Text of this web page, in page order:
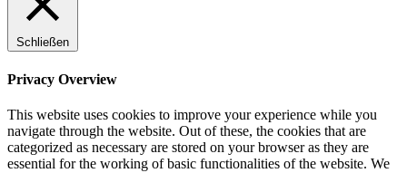
Schließen
Privacy Overview
This website uses cookies to improve your experience while you
navigate through the website. Out of these, the cookies that are
categorized as necessary are stored on your browser as they are
essential for the working of basic functionalities of the website. We